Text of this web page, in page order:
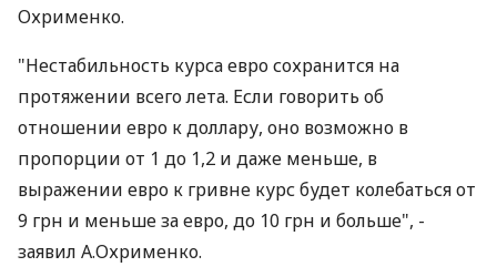
Охрименко.
"Нестабильность курса евро сохранится на
протяжении всего лета. Если говорить об
отношении евро к доллару, оно возможно в
пропорции от 1 до 1,2 и даже меньше, в
выражении евро к гривне курс будет колебаться от
9 грн и меньше за евро, до 10 грн и больше", -
заявил А.Охрименко.